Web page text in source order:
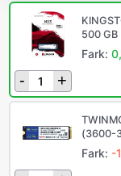
500 GB
Fark:
- +
(3600-
Fark: -